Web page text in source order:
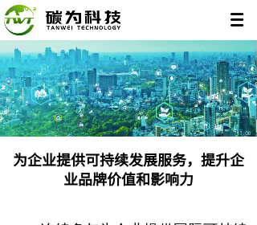
为企业提供可持续发展服务，提升企
业品牌价值和影响力